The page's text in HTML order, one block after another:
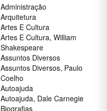
Administração
Arquitetura
Artes E Cultura
Artes E Cultura, William
Shakespeare
Assuntos Diversos
Assuntos Diversos, Paulo
Coelho
Autoajuda
Autoajuda, Dale Carnegie
Biografias